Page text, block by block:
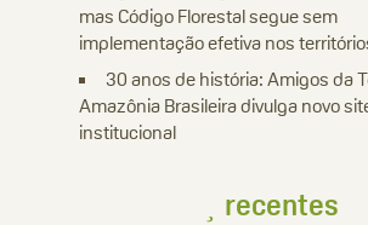
mas Código Florestal segue sem
implementação efetiva nos
30 anos de história: Amigos da
Amazônia Brasileira divulga novo
institucional
recentes